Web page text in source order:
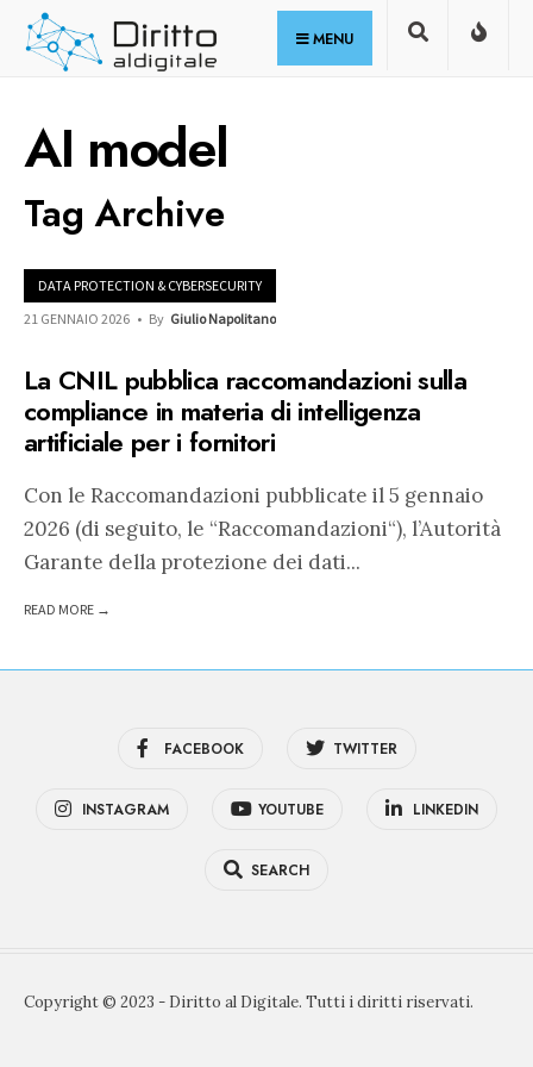
Skip
MENU
AI model
Tag Archive
DATA PROTECTION & CYBERSECURITY
21 GENNAIO 2026 • By Giulio Napolitano
La CNIL pubblica raccomandazioni sulla
compliance in materia di intelligenza
artificiale per i fornitori
Con le Raccomandazioni pubblicate il 5 gennaio
2026 (di seguito, le “Raccomandazioni“), l’Autorità
Garante della protezione dei dati...
READ MORE →
FACEBOOK TWITTER
INSTAGRAM YOUTUBE LINKEDIN
SEARCH
Copyright © 2023 - Diritto al Digitale. Tutti i diritti riservati.